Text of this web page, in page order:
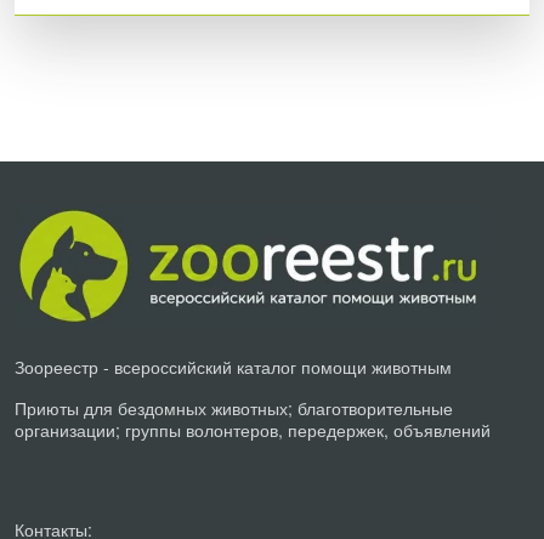
Зоореестр - всероссийский каталог помощи животным
Приюты для бездомных животных; благотворительные
организации; группы волонтеров, передержек, объявлений
Контакты: